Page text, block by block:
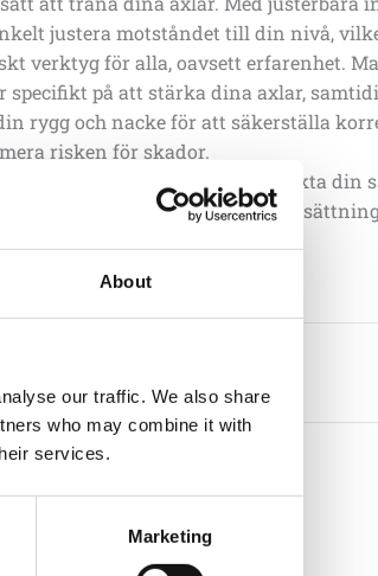
About
our traffic. We also share
who may combine it with
services.
Marketing
justera motståndet till din nivå,
verktyg för alla, oavsett erfarenhet.
specifikt på att stärka dina axlar,
rygg och nacke för att säkerställa
risken för skador.
finns med olika tillbehör, kontakta din
om vad som passar dina